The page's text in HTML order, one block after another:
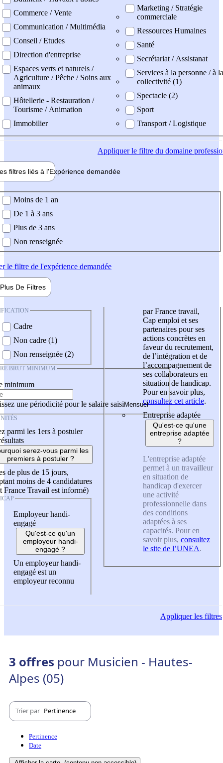
Commerce / Vente
Communication / Multimédia
Conseil / Etudes
Direction d'entreprise
Espaces verts et naturels /
Agriculture / Pêche / Soins aux
animaux
Hôtellerie - Restauration /
Tourisme / Animation
Immobilier
Marketing / Stratégie
commerciale
Ressources Humaines
Santé
Secrétariat / Assistanat
Services à la personne / à la
collectivité (1)
Spectacle (2)
Sport
Transport / Logistique
Appliquerle filtre du domaine
filtres liés à l'Expérience demandée
demandée
Moins de 1 an
De 1 à 3 ans
Plus de 3 ans
Non renseignée
le filtre de l'expérience demandée
Plus De Filtres
Cadre
Non cadre (1)
Non renseignée (2)
BRUT MINIMUM
minimum
une périodicité pour le salaire saisi
parmi les 1ers à postuler
serez-vous parmi les
premiers à postuler ?
de plus de 15 jours,
moins de 4 candidatures
France Travail est informé)
Employeur handi-
engagé
Qu'est-ce qu'un
employeur handi-
engagé ?
Un employeur handi-
engagé est un
employeur reconnu
par France travail,
Cap emploi et ses
partenaires pour ses
actions concrètes en
faveur du recrutement,
de l’intégration et de
l’accompagnement de
ses collaborateurs en
situation de handicap.
Pour en savoir plus,
consultez cet article.
Entreprise adaptée
Qu'est-ce qu'une
entreprise adaptée
?
L'entreprise adaptée
permet à un travailleur
en situation de
handicap d'exercer
une activité
professionnelle dans
des conditions
adaptées à ses
capacités. Pour en
savoir plus, consultez
le site de l’UNEA.
Appliquerles filtres
3 offres pour Musicien - Hautes-
Alpes (05)
Trier par Pertinence
Pertinence
Date